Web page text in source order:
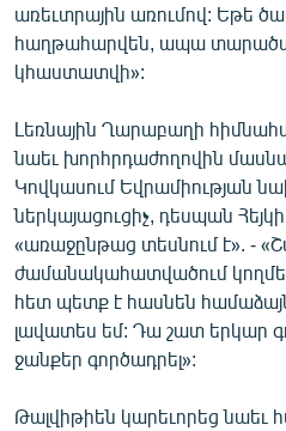
առեւտրային առումով: Եթե
հաղթահարվեն, ապա
կհաստատվի»:
Լեռնային Ղարաբաղի
նաեւ խորհրդաժողովին
Կովկասում Եվրամիության
ներկայացուցիչ, դեսպան
«առաջընթաց տեսնում է». -
ժամանակահատվածում
հետ պետք է հասնեն
լավատես եմ: Դա շատ երկար
ջանքեր գործադրել»:
Թալվիթիեն կարեւորեց